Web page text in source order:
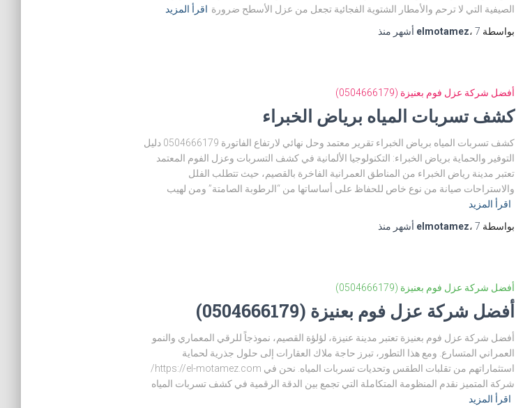
الصيفية التي لا ترحم والأمطار الشتوية الفجائية تجعل من عزل الأسطح ضرورة اقرأ المزيد
بواسطة
elmotamez،7 أشهر منذ
أفضل شركة عزل فوم بعنيزة (0504666179)
كشف تسربات المياه برياض الخبراء
كشف تسربات المياه برياض الخبراء تقرير معتمد وحل نهائي لارتفاع الفاتورة 0504666179 دليل
التوفير والحماية برياض الخبراء: التكنولوجيا الألمانية في كشف التسربات وعزل الفوم المعتمد
تعتبر مدينة رياض الخبراء من المناطق العمرانية الفاخرة بالقصيم، حيث تتطلب الفلل
والاستراحات صيانة من نوع خاص للحفاظ على أساساتها من “الرطوبة الصامتة” ومن لهيب
اقرأ المزيد
بواسطة
elmotamez،7 أشهر منذ
أفضل شركة عزل فوم بعنيزة (0504666179)
أفضل شركة عزل فوم بعنيزة (0504666179)
أفضل شركة عزل فوم بعنيزة تعتبر مدينة عنيزة، لؤلؤة القصيم، نموذجاً للرقي المعماري والنمو
العمراني المتسارع. ومع هذا التطور، تبرز حاجة ملاك العقارات إلى حلول جذرية لحماية
استثماراتهم من تقلبات الطقس وتحديات تسربات المياه. نحن في https://el-motamez.com/
شركة المتميز نقدم المنظومة المتكاملة التي تجمع بين الدقة الرقمية في كشف تسربات المياه
اقرأ المزيد